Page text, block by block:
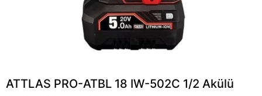
ATTLAS PRO-ATBL 18 IW-502C 1/2 Akülü